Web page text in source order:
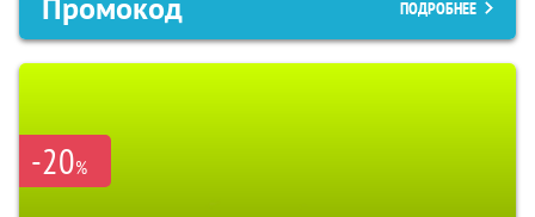
ПОДРОБНЕЕ
-20%